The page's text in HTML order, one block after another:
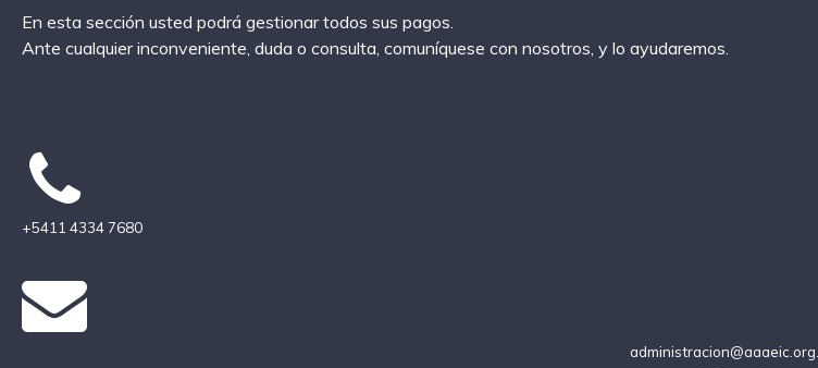
En esta sección usted podrá gestionar todos sus pagos.
Ante cualquier inconveniente, duda o consulta, comuníquese con nosotros, y lo ayudaremos.
+5411 4334 7680